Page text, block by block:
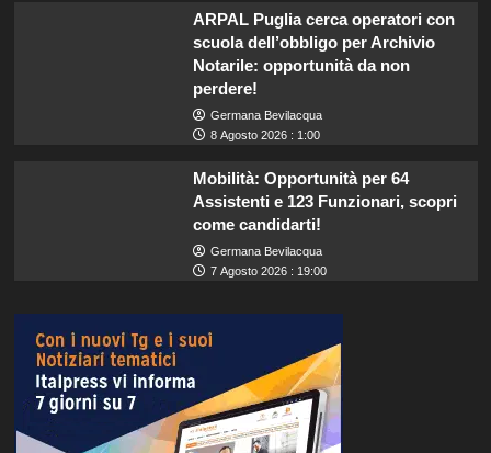
ARPAL Puglia cerca operatori con
scuola dell’obbligo per Archivio
Notarile: opportunità da non
perdere!
Germana Bevilacqua
8 Agosto 2026 : 1:00
Mobilità: Opportunità per 64
Assistenti e 123 Funzionari, scopri
come candidarti!
Germana Bevilacqua
7 Agosto 2026 : 19:00